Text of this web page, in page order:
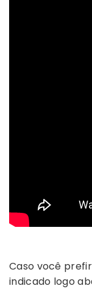
Caso você
indicado logo